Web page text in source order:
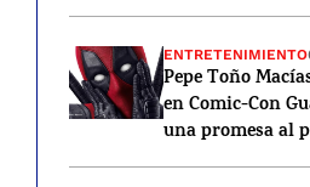
ENTRETENIMIENTO
Pepe Toño
en Comic-Con
una promesa al